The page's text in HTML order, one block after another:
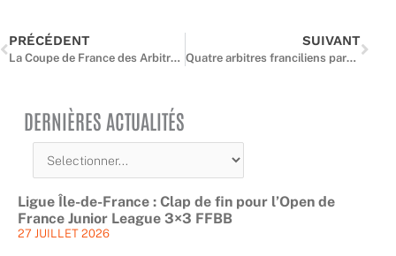
PRÉCÉDENT
La Coupe de France des Arbitres : Guillain MAURY et Carlos LEMOS qualifiés pour les 1/8 de finale !
SUIVANT
Quatre arbitres franciliens parmi l’élite pour la Leaders Cup 2025 : L’Île-de-France, un vivier de talents en arbitrage
DERNIÈRES ACTUALITÉS
Ligue Île-de-France : Clap de fin pour l’Open de
France Junior League 3×3 FFBB
27 JUILLET 2026